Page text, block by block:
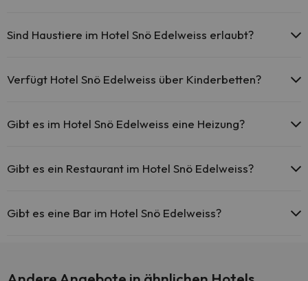
im gesamten Hotel.
Hotel Snö Edelweiss verfügt über WLAN-Zugang.
Sind Haustiere im Hotel Snö Edelweiss erlaubt?
Bezahlung im Hotel erlaubt. Prüfen Sie die Bedingungen.
Verfügt Hotel Snö Edelweiss über Kinderbetten?
(bitte vor Reise anfragen).
Gibt es im Hotel Snö Edelweiss eine Heizung?
Gemeinschaftsräumen.
Gibt es ein Restaurant im Hotel Snö Edelweiss?
Gibt es eine Bar im Hotel Snö Edelweiss?